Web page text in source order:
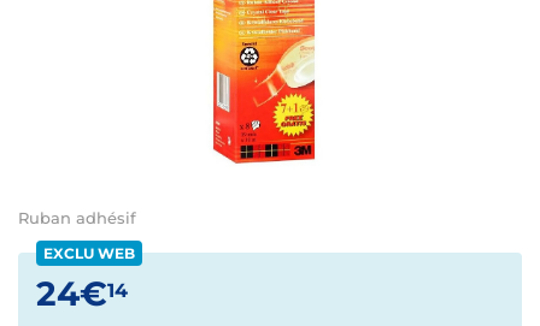
Ruban adhésif
EXCLU WEB
24€14